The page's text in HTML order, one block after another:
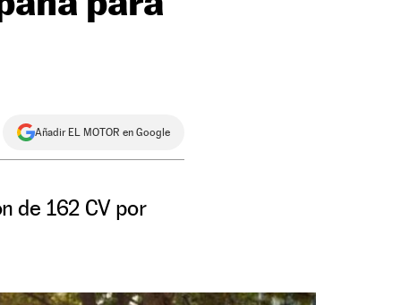
Añadir EL MOTOR en Google
de 162 CV por